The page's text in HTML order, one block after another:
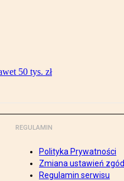
50 tys. zł
REGULAMIN
Polityka Prywatności
Zmiana ustawień zgód
Regulamin serwisu